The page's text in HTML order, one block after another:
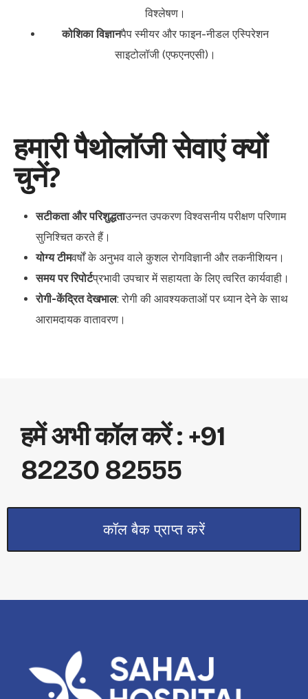
विश्लेषण।
कोशिका विज्ञानपैप स्मीयर और फाइन-नीडल एस्पिरेशन
साइटोलॉजी (एफएनएसी)।
हमारी पैथोलॉजी सेवाएं क्यों
चुनें?
सटीकता और परिशुद्धताउन्नत उपकरण विश्वसनीय परीक्षण परिणाम
सुनिश्चित करते हैं।
योग्य टीमवर्षों के अनुभव वाले कुशल रोगविज्ञानी और तकनीशियन।
समय पर रिपोर्टप्रभावी उपचार में सहायता के लिए त्वरित कार्यवाही।
रोगी-केंद्रित देखभाल: रोगी की आवश्यकताओं पर ध्यान देने के साथ
आरामदायक वातावरण।
हमें अभी कॉल करें : +91
82230 82555
कॉल बैक प्राप्त करें